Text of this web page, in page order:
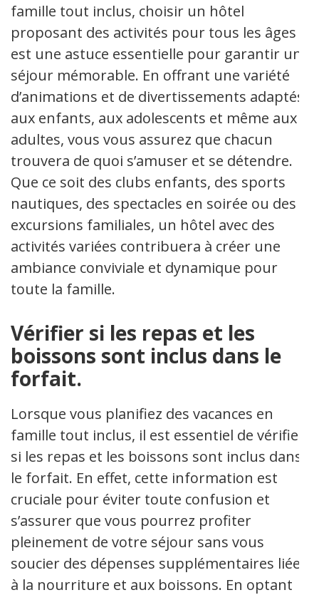
famille tout inclus, choisir un hôtel
proposant des activités pour tous les âges
est une astuce essentielle pour garantir un
séjour mémorable. En offrant une variété
d’animations et de divertissements adaptés
aux enfants, aux adolescents et même aux
adultes, vous vous assurez que chacun
trouvera de quoi s’amuser et se détendre.
Que ce soit des clubs enfants, des sports
nautiques, des spectacles en soirée ou des
excursions familiales, un hôtel avec des
activités variées contribuera à créer une
ambiance conviviale et dynamique pour
toute la famille.
Vérifier si les repas et les
boissons sont inclus dans le
forfait.
Lorsque vous planifiez des vacances en
famille tout inclus, il est essentiel de vérifier
si les repas et les boissons sont inclus dans
le forfait. En effet, cette information est
cruciale pour éviter toute confusion et
s’assurer que vous pourrez profiter
pleinement de votre séjour sans vous
soucier des dépenses supplémentaires liées
à la nourriture et aux boissons. En optant